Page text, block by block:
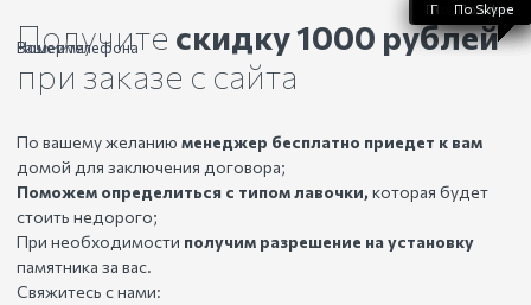
Получите скидку 1000 рублей
при заказе с сайта
По вашему желанию менеджер бесплатно приедет к вам
домой для заключения договора;
Поможем определиться с типом лавочки, которая будет
стоить недорого;
При необходимости получим разрешение на установку
памятника за вас.
Свяжитесь с нами:
Ваше имя
Номер телефона
По телефону
По WhatsApp
По Telegram
По Viber
По Skype